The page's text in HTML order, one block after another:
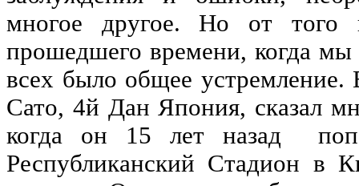
многое другое. Но от того
прошедшего времени, когда
всех было общее
Сато, 4й Дан Япония, сказал
когда он 15 лет назад
Республиканский Стадион в